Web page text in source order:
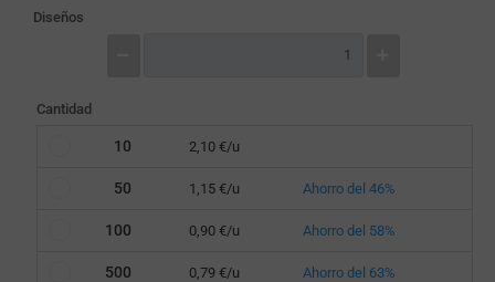
Diseños
Cantidad
10 2,10 €/u
50 1,15 €/u Ahorro del 46%
100 0,90 €/u Ahorro del 58%
500 0,79 €/u Ahorro del 63%